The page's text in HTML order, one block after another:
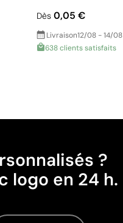
Dès0,05 €
Livraison12/08 - 14/08
638 clients satisfaits
?
logo en 24 h.